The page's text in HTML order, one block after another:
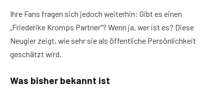
Ihre Fans fragen sich jedoch weiterhin: Gibt es einen
„Friederike Kromps Partner“? Wenn ja, wer ist es? Diese
Neugier zeigt, wie sehr sie als öffentliche Persönlichkeit
geschätzt wird.
Was bisher bekannt ist